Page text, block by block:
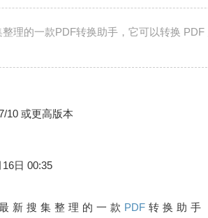
理的一款PDF转换助手，它可以转换 PDF
10 或更高版本
日 00:35
新搜集整理的一款 PDF 转换助手